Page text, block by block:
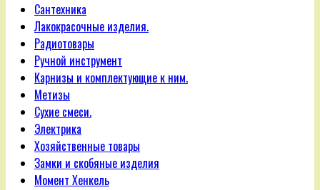
Сантехника
Лакокрасочные изделия.
Радиотовары
Ручной инструмент
Карнизы и комплектующие к ним.
Метизы
Сухие смеси.
Электрика
Хозяйственные товары
Замки и скобяные изделия
Момент Хенкель